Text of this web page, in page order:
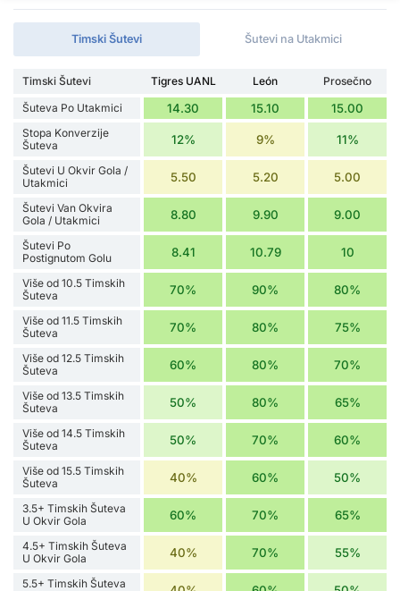
Timski Šutevi Šutevi na Utakmici
Timski Šutevi Tigres UANL León
Prosečno
Šuteva Po Utakmici
14.30 15.10 15.00
Stopa Konverzije
Šuteva
12% 9% 11%
Šutevi U Okvir Gola /
Utakmici
5.50 5.20 5.00
Šutevi Van Okvira
Gola / Utakmici
8.80 9.90 9.00
Šutevi Po
Postignutom Golu
8.41 10.79 10
Više od 10.5 Timskih
Šuteva
70% 90% 80%
Više od 11.5 Timskih
Šuteva
70% 80% 75%
Više od 12.5 Timskih
Šuteva
60% 80% 70%
Više od 13.5 Timskih
Šuteva
50% 80% 65%
Više od 14.5 Timskih
Šuteva
50% 70% 60%
Više od 15.5 Timskih
Šuteva
40% 60% 50%
3.5+ Timskih Šuteva
U Okvir Gola
60% 70% 65%
4.5+ Timskih Šuteva
U Okvir Gola
40% 70% 55%
5.5+ Timskih Šuteva